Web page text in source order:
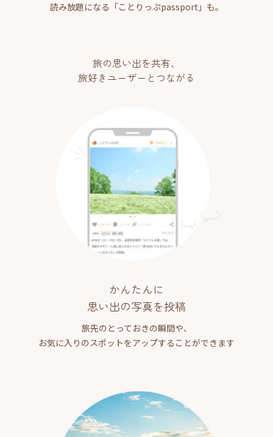
読み放題になる「ことりっぷpassport」も。
旅の思い出を共有、
旅好きユーザーとつながる
かんたんに
思い出の写真を投稿
旅先のとっておきの瞬間や、
お気に入りのスポットをアップすることができます